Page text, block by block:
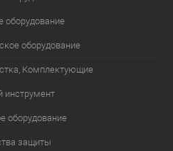
оборудование
оборудование
Комплектующие
инструмент
оборудование
защиты